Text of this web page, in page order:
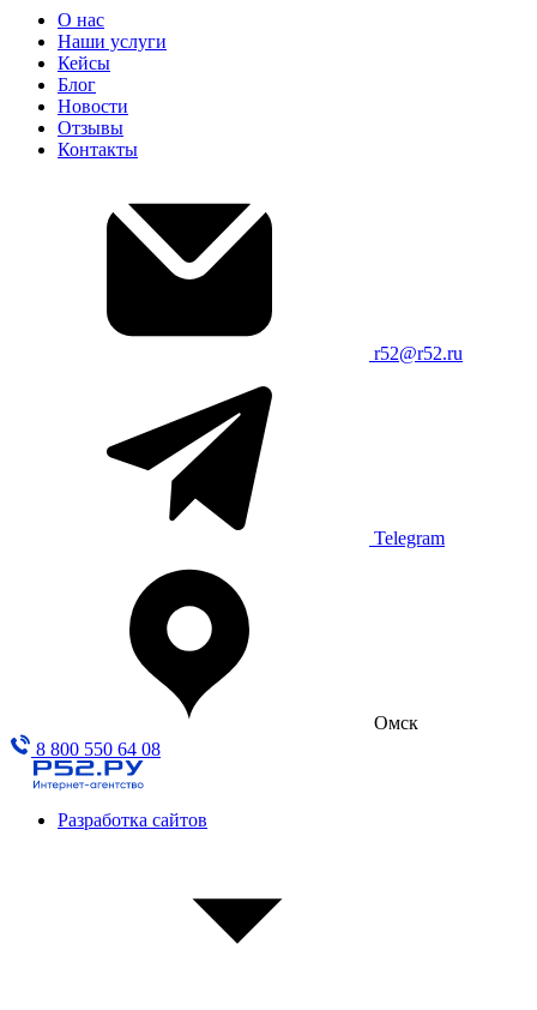
О нас
Наши услуги
Кейсы
Блог
Новости
Отзывы
Контакты
r52@r52.ru
Telegram
Омск
8 800 550 64 08
Разработка сайтов